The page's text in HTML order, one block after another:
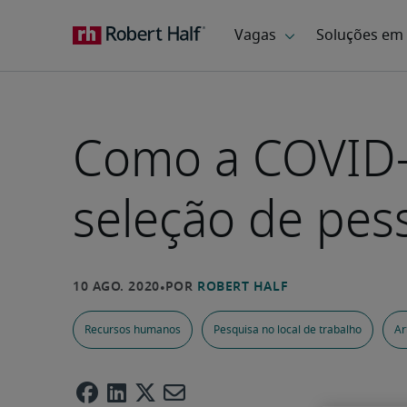
Como a
seleção de
Recursos humanos Pesquisa no local de trabalho